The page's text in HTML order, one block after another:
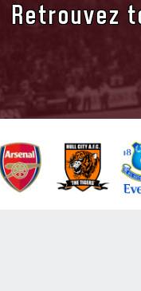
Retrouvez